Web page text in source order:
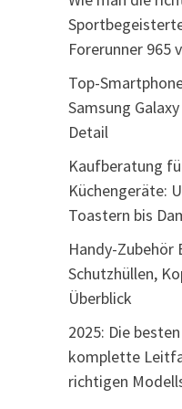
Forerunner 965
Top-
Samsung
Detail
Kaufberatung
Küchengeräte:
Toastern bis
Handy-Zubehör
Schutzhüllen,
Überblick
2025: Die
komplette
richtigen